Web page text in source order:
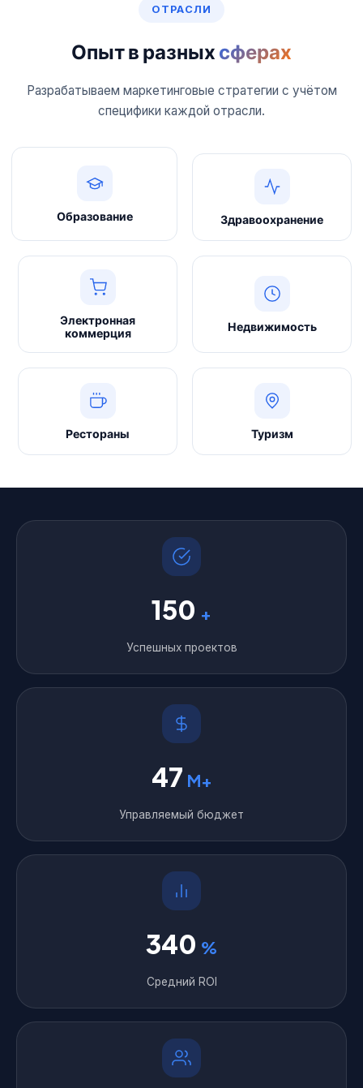
ОТРАСЛИ
Опыт в разных сферах
Разрабатываем маркетинговые стратегии с учётом
специфики каждой отрасли.
Образование Здравоохранение
Электронная
коммерция
Недвижимость
Рестораны Туризм
150 +
Успешных проектов
47 M+
Управляемый бюджет
340 %
Средний ROI